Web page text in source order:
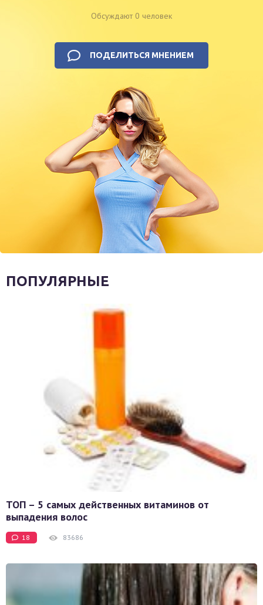
Обсуждают 0 человек
ПОДЕЛИТЬСЯ МНЕНИЕМ
ПОПУЛЯРНЫЕ
ТОП – 5 самых действенных витаминов от
выпадения волос
18 83686